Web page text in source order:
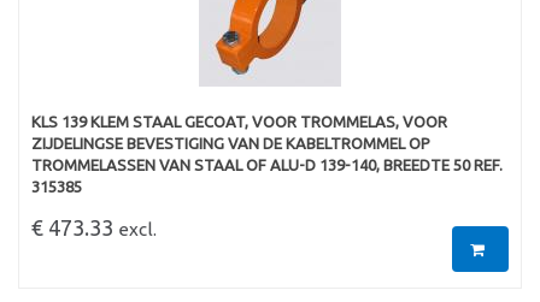
KLS 139 KLEM STAAL GECOAT, VOOR TROMMELAS, VOOR
ZIJDELINGSE BEVESTIGING VAN DE KABELTROMMEL OP
TROMMELASSEN VAN STAAL OF ALU-D 139-140, BREEDTE 50 REF.
315385
€ 473.33 excl.